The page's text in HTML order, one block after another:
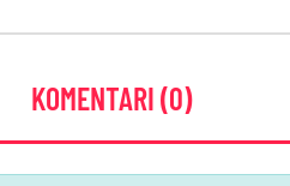
KOMENTARI (0)